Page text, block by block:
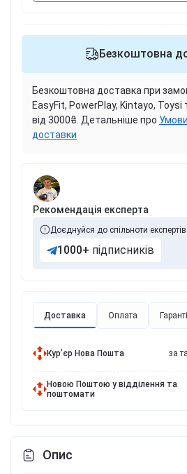
Доставка Оплата
Курʼєр Нова Пошта за
Новою Поштою у відділення та
поштомати
Безкоштовна
Безкоштовна доставка при
EasyFit, PowerPlay, Kintayo, Toysi
від 3000₴. Детальніше про
доставки
Рекомендація експерта
Доєднуйся до спільноти
1000+ підписників
Опис